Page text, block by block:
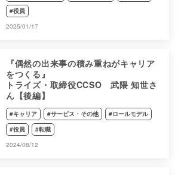
#役員
2025/01/17
『偶然の出来事の積み重ねがキャリア
をつくる』
トライズ・取締役CCSO 武隈 知世さ
ん【後編】
#キャリア #サービス・その他
#ロールモデル
#役員
#転職
2024/08/12